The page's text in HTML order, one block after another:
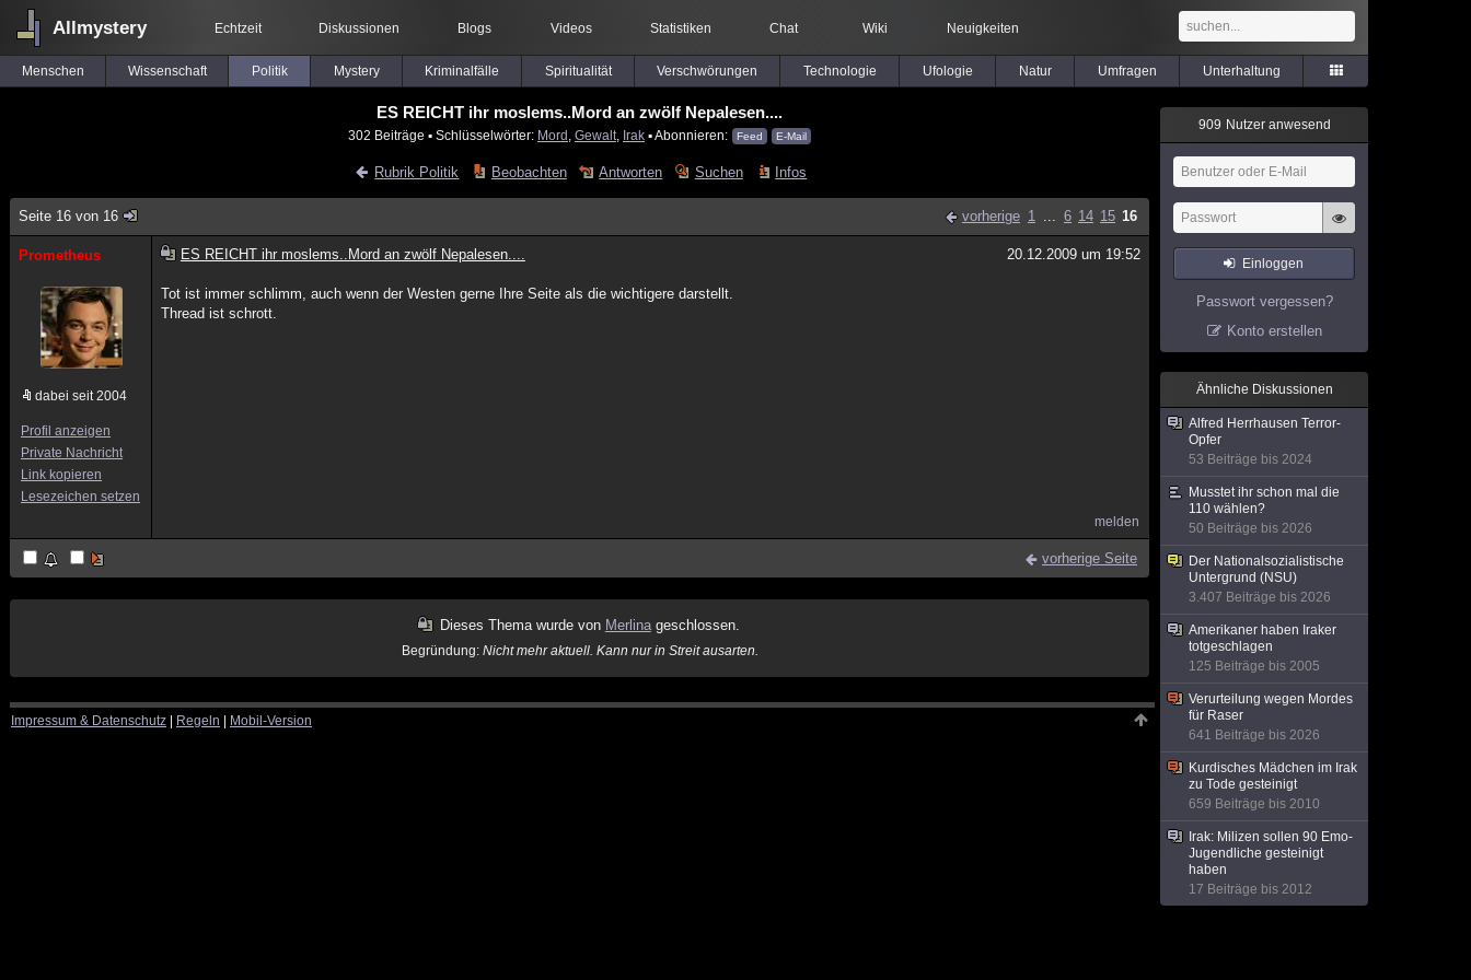
Allmystery Echtzeit Diskussionen Blogs Videos Statistiken Chat Wiki Neuigkeiten
Menschen Wissenschaft Politik Mystery Kriminalfälle Spiritualität Verschwörungen Technologie Ufologie Natur Umfragen Unterhaltung
ES REICHT ihr moslems..Mord an zwölf Nepalesen....
302 Beiträge ▪ Schlüsselwörter: Mord Gewalt Irak ▪ Abonnieren: Feed E-Mail
Rubrik Politik Beobachten Antworten Suchen Infos
Seite 16 von 16 vorherige 1 ... 6 14 15 16
Prometheus
dabei seit 2004
Profil anzeigen
Private Nachricht
Link kopieren
Lesezeichen setzen
ES REICHT ihr moslems..Mord an zwölf Nepalesen.... 20.12.2009 um 19:52
Tot ist immer schlimm, auch wenn der Westen gerne Ihre Seite als die wichtigere darstellt.
Thread ist schrott.
melden
vorherige Seite
Dieses Thema wurde von Merlinageschlossen.
Begründung: Nicht mehr aktuell. Kann nur in Streit ausarten.
909 Nutzer anwesend
Einloggen
Passwort vergessen?
Konto erstellen
Ähnliche Diskussionen
Alfred Herrhausen Terror-
Opfer
53 Beiträge bis 2024
Musstet ihr schon mal die
110 wählen?
50 Beiträge bis 2026
Der Nationalsozialistische
Untergrund (NSU)
3.407 Beiträge bis 2026
Amerikaner haben Iraker
totgeschlagen
125 Beiträge bis 2005
Verurteilung wegen Mordes
für Raser
641 Beiträge bis 2026
Kurdisches Mädchen im Irak
zu Tode gesteinigt
659 Beiträge bis 2010
Irak: Milizen sollen 90 Emo-
Jugendliche gesteinigt
haben
17 Beiträge bis 2012
Impressum & Datenschutz Regeln Mobil-Version